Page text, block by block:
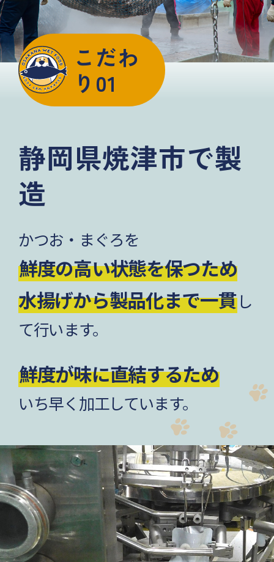
こだわ
り01
静岡県焼津市で製
造
かつお・まぐろを
鮮度の高い状態を保つため
水揚げから製品化まで一貫し
て行います。
鮮度が味に直結するため
いち早く加工しています。